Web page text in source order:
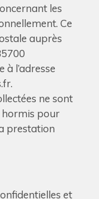
les
Ce
auprès
à l’adresse
ne sont
hormis pour
prestation
et